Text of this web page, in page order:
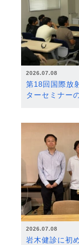
2026.07.08
第18回国際放
ターセミナー
2026.07.08
岩木健診に初